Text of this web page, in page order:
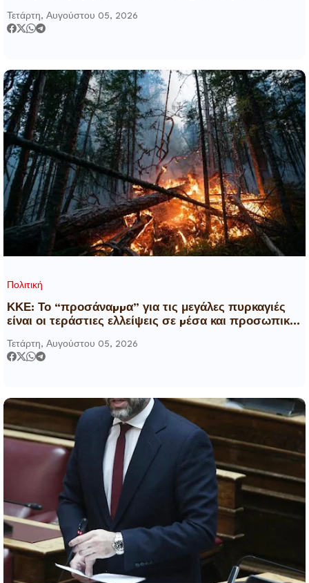
Τετάρτη, Αυγούστου 05, 2026
Πολιτική
ΚΚΕ: Το “προσάναµµα” για τις μεγάλες πυρκαγιές
είναι οι τεράστιες ελλείψεις σε µέσα και προσωπικό
Τετάρτη, Αυγούστου 05, 2026